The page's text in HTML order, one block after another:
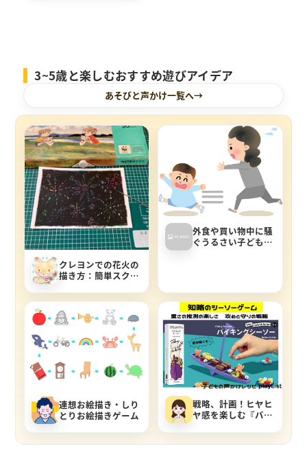
3~5歳と楽しむおすすめ遊びアイデア
あそびと声かけ一覧へ
クレヨンでの花火の
描き方：簡単スクラ
を紹介します！
外食や買い物中に騒
ぐうるさい子ども
連想お絵描き・しり
とりお絵描きゲーム
戦略、計画！ヒヤヒ
ヤ感を楽しむ『バイ
慎重さや力加減を育
む